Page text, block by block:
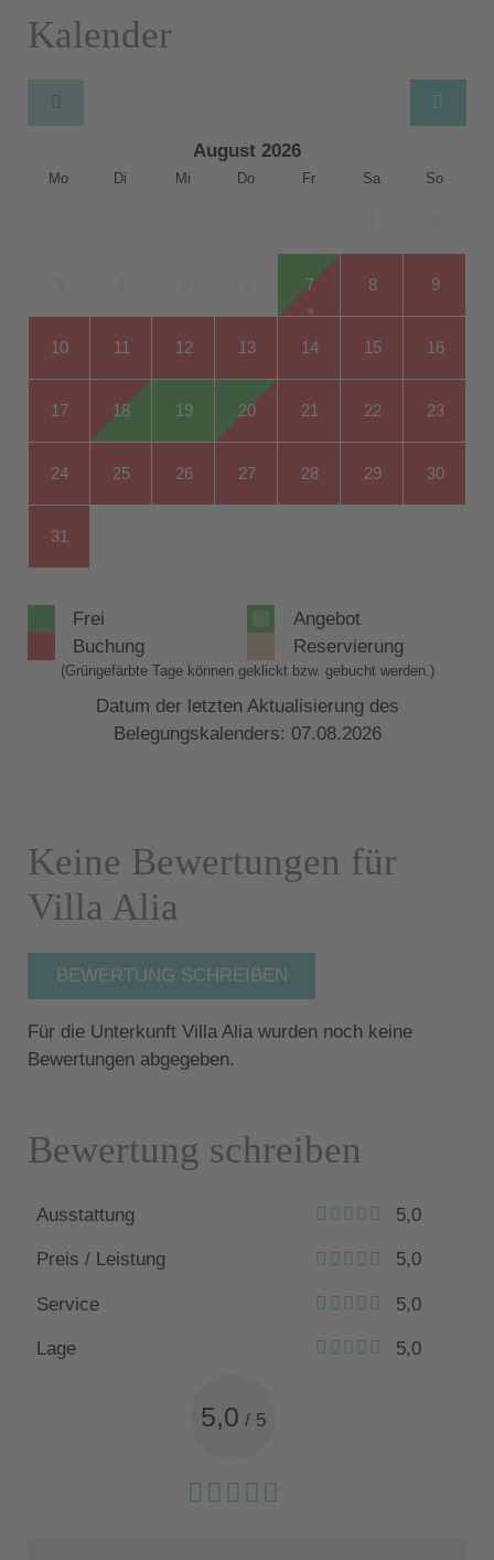
Kalender
August 2026
Mo Di Mi Do Fr Sa So
7 8 9
10 11 12 13 14 15 16
17 18 19 20 21 22 23
24 25 26 27 28 29 30
31
Frei
Angebot
Buchung
Reservierung
(Grüngefärbte Tage können geklickt bzw. gebucht werden.)
Datum der letzten Aktualisierung des
Belegungskalenders: 07.08.2026
Keine Bewertungen für
Villa Alia
BEWERTUNG SCHREIBEN
Für die Unterkunft Villa Alia wurden noch keine
Bewertungen abgegeben.
Bewertung schreiben
Ausstattung 5,0
Preis / Leistung 5,0
Service 5,0
Lage 5,0
5,0 / 5